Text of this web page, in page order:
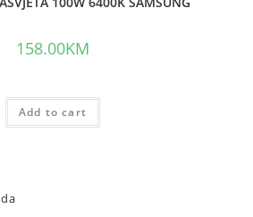
158.00KM
Add to cart